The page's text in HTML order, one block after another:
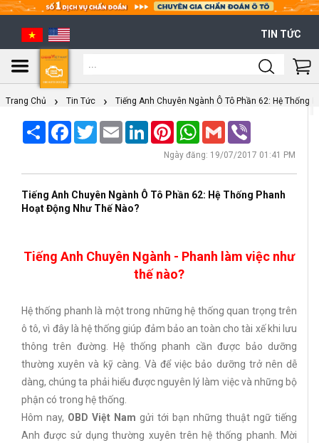
TIN TỨC
Cart
Trang Chủ Tin Tức Tiếng Anh Chuyên Ngành Ô Tô Phần 62: Hệ Thống
Share Facebook
TwitterEmail LinkedInPinterestWhatsApp
Gmail
Ngày đăng: 19/07/2017 01:41 PM
Tiếng Anh Chuyên Ngành Ô Tô Phần 62: Hệ Thống Phanh
Hoạt Động Như Thế Nào?
Tiếng Anh Chuyên Ngành - Phanh làm việc như
thế nào?
Hệ thống phanh là một trong những hệ thống quan trọng trên
ô tô, vì đây là hệ thống giúp đảm bảo an toàn cho tài xế khi lưu
thông trên đường. Hệ thống phanh cần được bảo dưỡng
thường xuyên và kỹ càng. Và để việc bảo dưỡng trở nên dễ
dàng, chúng ta phải hiểu được nguyên lý làm việc và những bộ
phận có trong hệ thống.
Hôm nay, OBD Việt Nam gửi tới bạn những thuật ngữ tiếng
Anh được sử dụng thường xuyên trên hệ thống phanh. Mời